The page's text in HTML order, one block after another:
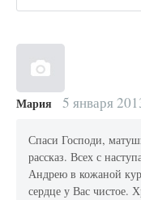
Мария 5 января
Спаси Господи,
рассказ. Всех с
Андрею в кожаной
сердце у Вас чистое.